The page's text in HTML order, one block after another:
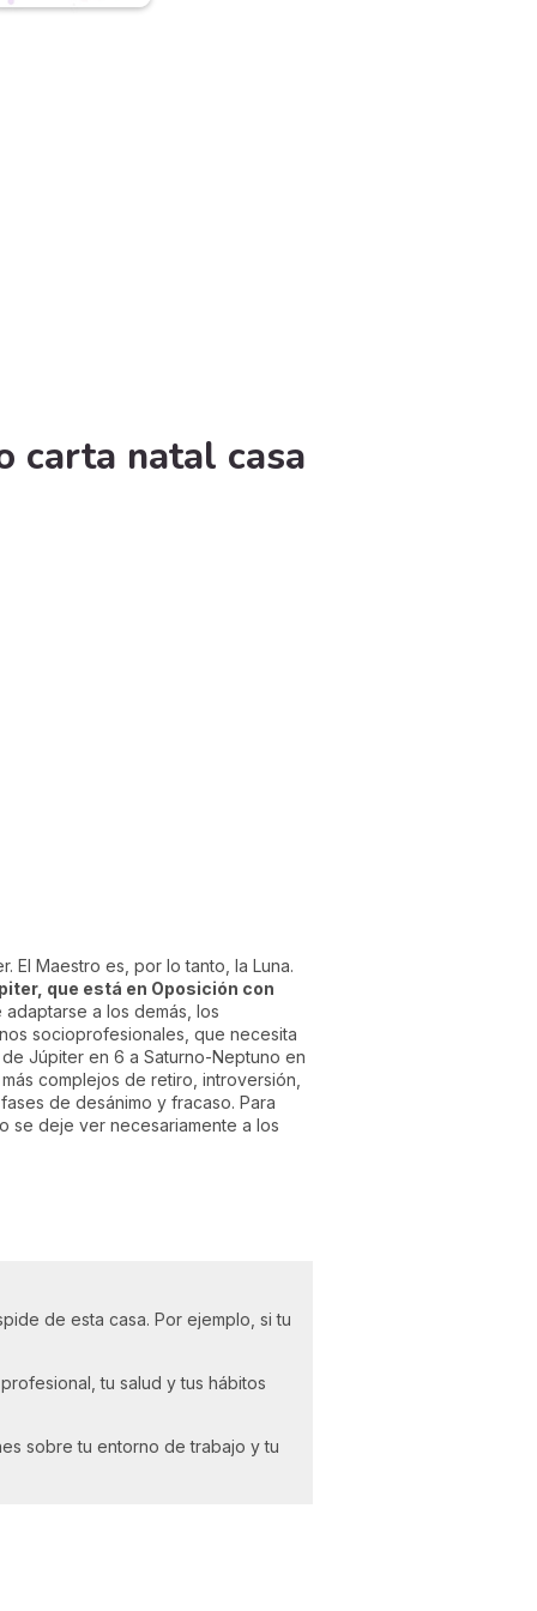
carta natal casa
El Maestro es, por lo tanto, la Luna.
que está en Oposición con
a los demás, los
socioprofesionales, que necesita
Júpiter en 6 a Saturno-Neptuno en
complejos de retiro, introversión,
de desánimo y fracaso. Para
se deje ver necesariamente a los
de esta casa. Por ejemplo, si tu
tu salud y tus hábitos
sobre tu entorno de trabajo y tu